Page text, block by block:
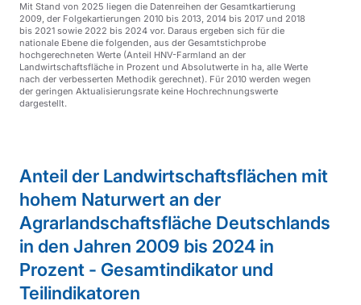
Mit Stand von 2025 liegen die Datenreihen der Gesamtkartierung
2009, der Folgekartierungen 2010 bis 2013, 2014 bis 2017 und 2018
bis 2021 sowie 2022 bis 2024 vor. Daraus ergeben sich für die
nationale Ebene die folgenden, aus der Gesamtstichprobe
hochgerechneten Werte (Anteil HNV-Farmland an der
Landwirtschaftsfläche in Prozent und Absolutwerte in ha, alle Werte
nach der verbesserten Methodik gerechnet). Für 2010 werden wegen
der geringen Aktualisierungsrate keine Hochrechnungswerte
dargestellt.
Anteil der Landwirtschaftsflächen mit
hohem Naturwert an der
Agrarlandschaftsfläche Deutschlands
in den Jahren 2009 bis 2024 in
Prozent - Gesamtindikator und
Teilindikatoren